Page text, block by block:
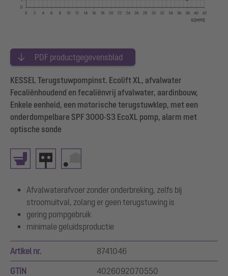
PDF productgegevensblad
KESSEL Terugstuwpompinst. Ecolift XL, afvalwater
Fecaliënhoudend en fecaliënvrij afvalwater, aardinbouw,
Enkele eenheid, een motorische terugstuwklep, met een
onderdompelbare SPF 3000-S3 EcoXL pomp, alarm met
optische sonde
Afvalwaterafvoer zonder onderbreking, zelfs bij
stroomuitval, zolang er geen terugstuwing is
gering pompgebruik
minimale geluidsproductie
Artikel nr. 8741046
GTIN 4026092070550